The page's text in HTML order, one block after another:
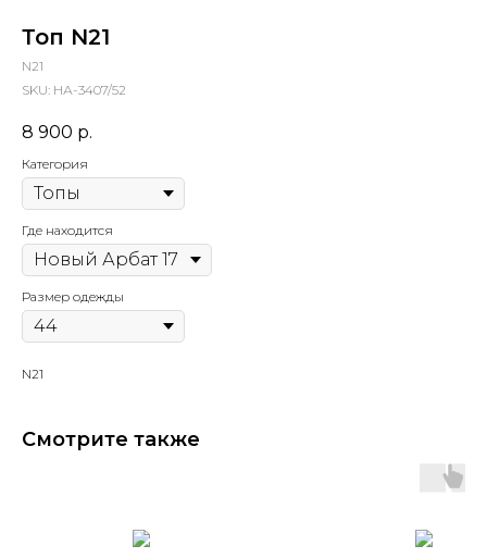
Топ N21
N21
SKU: НА-3407/52
8 900 р.
Категория
Где находится
Размер одежды
N21
Смотрите также